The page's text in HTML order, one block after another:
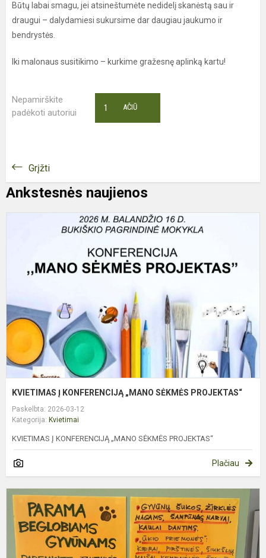
Būtų labai smagu, jei atsineštumėte nedidelį skanėstą sau ir
draugui – dalydamiesi sukursime dar daugiau jaukumo ir
bendrystės.
Iki malonaus susitikimo – kurkime gražesnę aplinką kartu!
Nepamirškite
padėkoti autoriui
AČIŪ
1
Grįžti
Ankstesnės naujienos
KVIETIMAS Į KONFERENCIJĄ „MANO SĖKMĖS PROJEKTAS“
Paskelbta: 2026-03-12
Kategorija: Kvietimai
KVIETIMAS Į KONFERENCIJĄ „MANO SĖKMĖS PROJEKTAS“
Plačiau